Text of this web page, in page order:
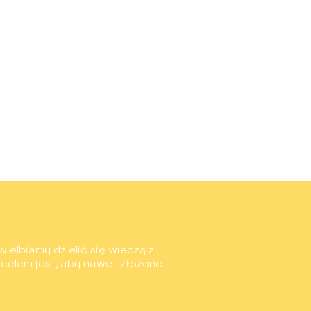
dzielić się wiedzą z
jest, aby nawet złożone